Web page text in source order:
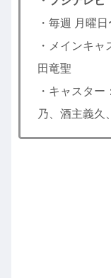
・毎週 月曜
・メインキ
田竜聖
・キャスタ
乃、酒主義久